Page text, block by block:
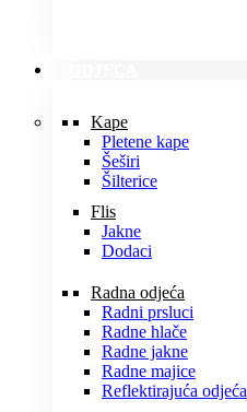
Kape
Pletene kape
Šeširi
Šilterice
Flis
Jakne
Dodaci
Radna odjeća
Radni prsluci
Radne hlače
Radne jakne
Radne majice
Reflektirajuća odjeća